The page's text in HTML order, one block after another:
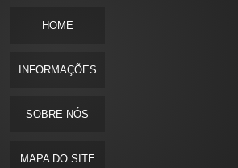
HOME
INFORMAÇÕES
SOBRE NÓS
MAPA DO SITE